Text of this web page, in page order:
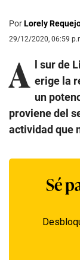
PorLorely
29/12/2020, 06:59
A
l sur de
erige la
un
proviene del
actividad que